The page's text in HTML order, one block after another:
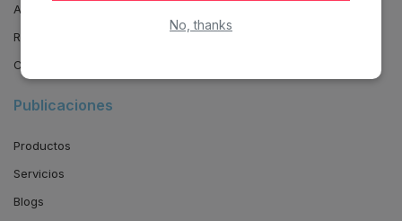
No, thanks
Acceso
Registro
Centro de ayuda
Publicaciones
Productos
Servicios
Blogs